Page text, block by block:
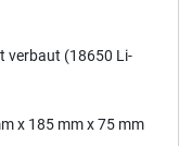
verbaut (18650 Li-
x 185 mm x 75 mm